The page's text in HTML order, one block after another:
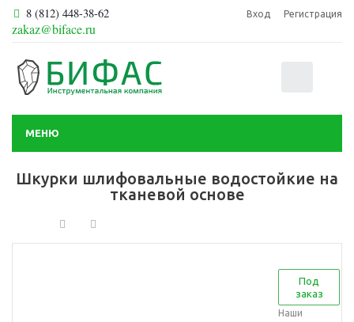
8 (812) 448-38-62
zakaz@biface.ru
Вход Регистрация
МЕНЮ
Шкурки шлифовальные водостойкие на
тканевой основе
Под
заказ
Наши